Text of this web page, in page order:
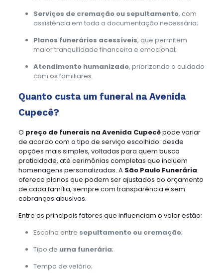
Serviços de cremação ou sepultamento, com
assistência em toda a documentação necessária;
Planos funerários acessíveis, que permitem
maior tranquilidade financeira e emocional;
Atendimento humanizado, priorizando o cuidado
com os familiares.
Quanto custa um funeral na Avenida
Cupecê?
O preço de funerais na Avenida Cupecêpode variar
de acordo com o tipo de serviço escolhido: desde
opções mais simples, voltadas para quem busca
praticidade, até cerimônias completas que incluem
homenagens personalizadas. A São Paulo Funerária
oferece planos que podem ser ajustados ao orçamento
de cada família, sempre com transparência e sem
cobranças abusivas.
Entre os principais fatores que influenciam o valor estão:
Escolha entre sepultamento ou cremação;
Tipo de urna funerária;
Tempo de velório;